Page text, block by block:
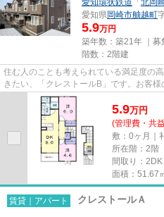
愛知環状鉄道 「 北岡
愛知県岡崎市舳越町
5.9万円
築年数：築21年 ｜募
階数：2階建
住む人のことも考えられている満足度の
きたい、「クレストールB」です。お客
社からお客様のお求めの条件に...
5.9万円
(管理費・共
敷：0ヶ月｜
所在階：2階
間取り：2DK
面積：51.67
賃貸｜アパート クレストールＡ